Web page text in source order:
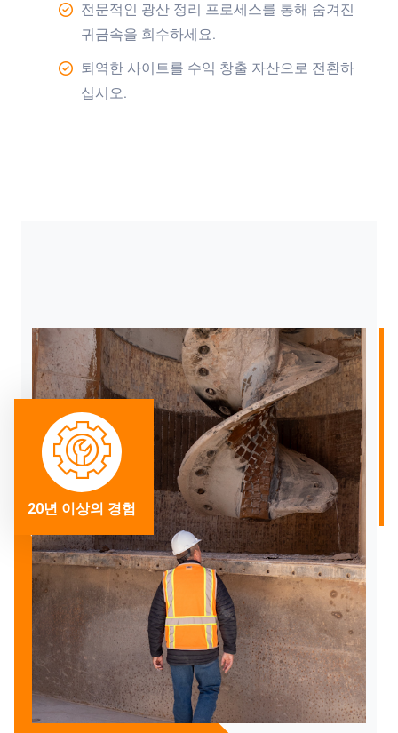
전문적인 광산 정리 프로세스를 통해 숨겨진
귀금속을 회수하세요.
퇴역한 사이트를 수익 창출 자산으로 전환하
십시오.
20년 이상의 경험